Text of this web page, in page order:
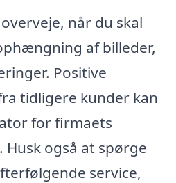
når du skal
af billeder,
Positive
tidligere kunder kan
for firmaets
Husk også at spørge
service,